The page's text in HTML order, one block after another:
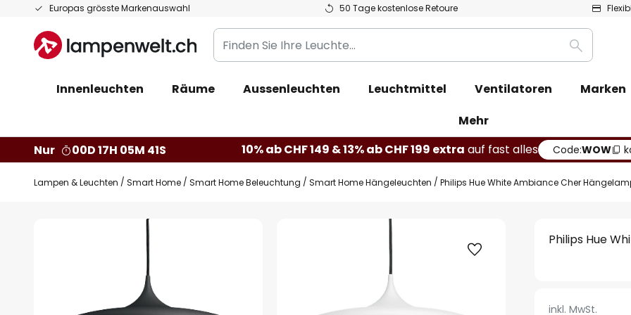
Europas grösste Markenauswahl 50 Tage kostenlose Retoure
Zum
springen
Finden
Sie
Leuchte...
Suche
Innenleuchten Räume Aussenleuchten Leuchtmittel Ventilatoren
Marken
Mehr
Nur
00D 17H 05M 40S 10% ab CHF 149 & 13% ab CHF 199 extra auf fast alles Code:WOW
Lampen & Leuchten Smart Home Smart Home Beleuchtung Smart Home Hängeleuchten Philips Hue White Ambiance Cher
Philips Hue
inkl. MwSt.